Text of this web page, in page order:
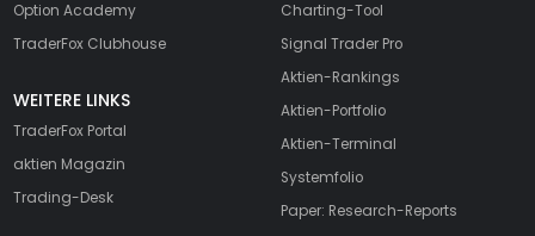
Option Academy
TraderFox Clubhouse
WEITERE LINKS
TraderFox Portal
aktien Magazin
Trading-Desk
Charting-Tool
Signal Trader Pro
Aktien-Rankings
Aktien-Portfolio
Aktien-Terminal
Systemfolio
Paper: Research-Reports